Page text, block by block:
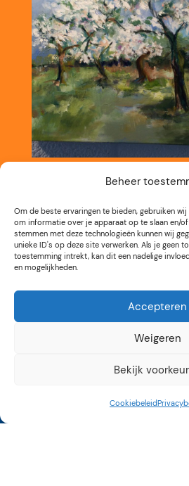
Beheer
Om de beste ervaringen te bieden, gebruiken
om informatie over je apparaat op te slaan en/
stemmen met deze technologieën kunnen wij
unieke ID's op deze site verwerken. Als je geen
toestemming intrekt, kan dit een nadelige
en mogelijkheden.
Accepteren
Weigeren
Bekijk
Cookiebeleid